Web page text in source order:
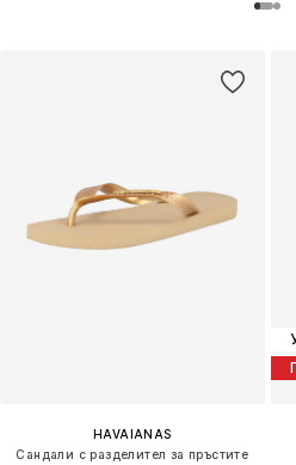
HAVAIANAS
Сандали с разделител за пръстите